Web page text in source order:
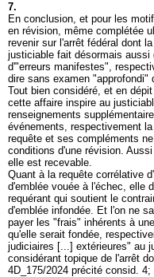
7.
En conclusion, et pour les
en révision, même complétée
revenir sur l'arrêt fédéral dont
justiciable fait désormais aussi
d'"erreurs manifestes",
dire sans examen "approfondi"
Tout bien considéré, et en
cette affaire inspire au
renseignements
événements, respectivement
requête et ses compléments
conditions d'une révision.
elle est recevable.
Quant à la requête corrélative
d'emblée vouée à l'échec, elle
requérant qui soutient le
d'emblée infondée. Et l'on ne
payer les "frais" inhérents à
qu'elle serait fondée,
judiciaires [...] extérieures" au
considérant topique de l'arrêt
4D_175/2024 précité consid. 4;